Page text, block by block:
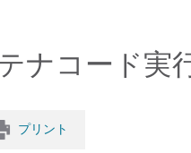
ナコード実
プリント